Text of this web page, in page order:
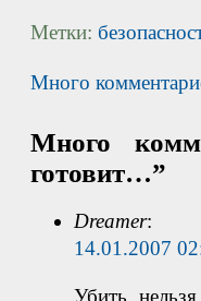
Метки:
Много
Много
готовит…”
Dreamer:
14.01.2007
Убить,